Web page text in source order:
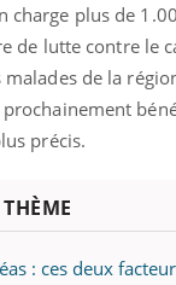
charge plus de
de lutte contre le
malades de la
précis.
: ces deux